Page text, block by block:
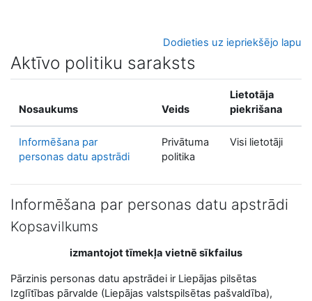
Dodieties uz iepriekšējo lapu
Aktīvo politiku saraksts
Nosaukums Veids
Lietotāja
piekrišana
Informēšana par
personas datu apstrādi
Privātuma
politika
Visi lietotāji
Informēšana par personas datu apstrādi
Kopsavilkums
izmantojot tīmekļa vietnē sīkfailus
Pārzinis personas datu apstrādei ir Liepājas pilsētas
Izglītības pārvalde (Liepājas valstspilsētas pašvaldība),